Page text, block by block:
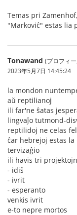
Temas pri
"Markoviĉ" estas lia
Tonawand (プロフィ
2023年5月7日 14:45:24
la mondon
aŭ reptilianoj
ili far'ne ŝatas
lingvaĵo tutmond-
reptilidoj ne celas
ĉar hebrejoj estas
tervizaĝio
ili havis tri
- idiŝ
- ivrit
- esperanto
venkis ivrit
e-to nepre mortos